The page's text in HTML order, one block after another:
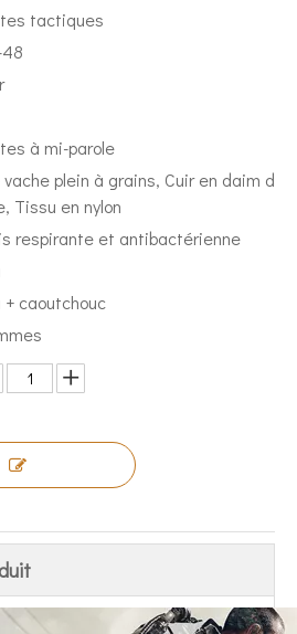
tactiques
à mi-parole
vache plein à grains, Cuir en daim d
Tissu en nylon
respirante et antibactérienne
+ caoutchouc